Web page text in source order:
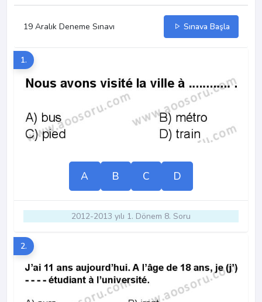
19 Aralık Deneme Sınavı Sınava Başla
1.
A B C D
2012-2013 yılı 1. Dönem 8. Soru
2.